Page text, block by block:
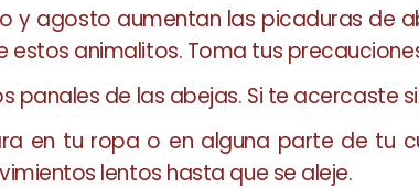
y agosto aumentan las picaduras
animalitos. Toma tus
panales de las abejas. Si te acercaste
en tu ropa o en alguna parte de tu
lentos hasta que se aleje.